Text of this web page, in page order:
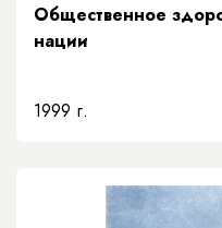
Общественное
нации
1999 г.